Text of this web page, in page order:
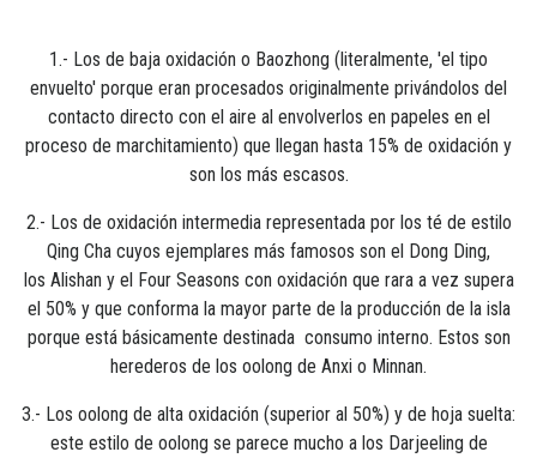
1.- Los de baja oxidación o Baozhong (literalmente, 'el tipo
envuelto' porque eran procesados originalmente privándolos del
contacto directo con el aire al envolverlos en papeles en el
proceso de marchitamiento) que llegan hasta 15% de oxidación y
son los más escasos.
2.- Los de oxidación intermedia representada por los té de estilo
Qing Cha cuyos ejemplares más famosos son el Dong Ding,
los Alishan y el Four Seasons con oxidación que rara a vez supera
el 50% y que conforma la mayor parte de la producción de la isla
porque está básicamente destinada consumo interno. Estos son
herederos de los oolong de Anxi o Minnan.
3.- Los oolong de alta oxidación (superior al 50%) y de hoja suelta:
este estilo de oolong se parece mucho a los Darjeeling de